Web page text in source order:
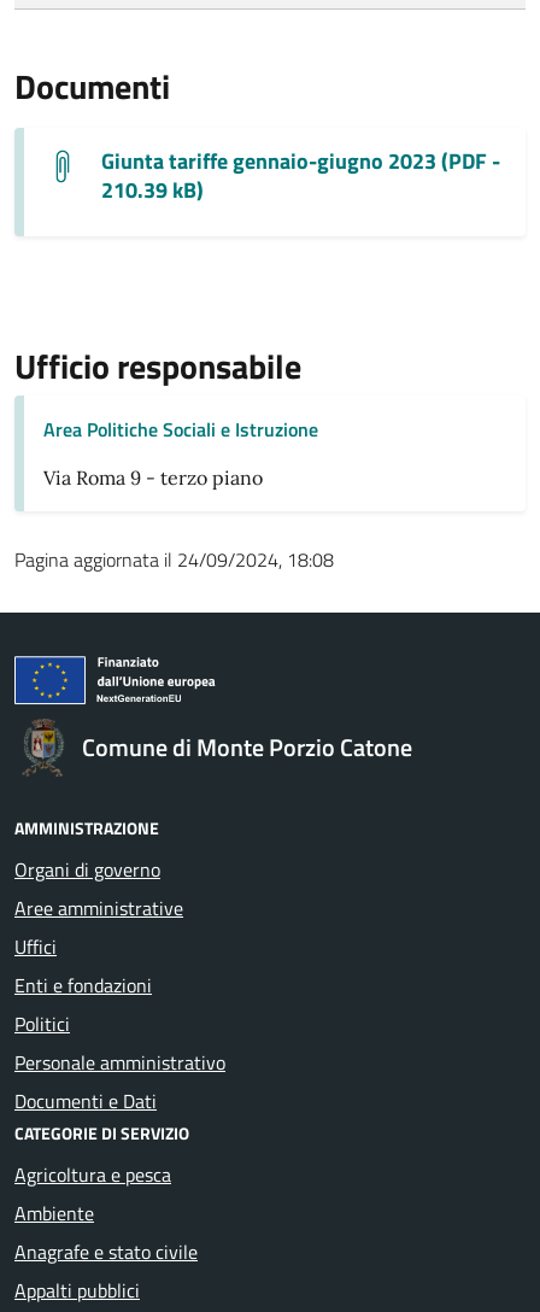
Documenti
Giunta tariffe gennaio-giugno 2023 (PDF -
210.39 kB)
Ufficio responsabile
Area Politiche Sociali e Istruzione
Via Roma 9 - terzo piano
Pagina aggiornata il 24/09/2024, 18:08
Comune di Monte Porzio Catone
AMMINISTRAZIONE
Organi di governo
Aree amministrative
Uffici
Enti e fondazioni
Politici
Personale amministrativo
Documenti e Dati
CATEGORIE DI SERVIZIO
Agricoltura e pesca
Ambiente
Anagrafe e stato civile
Appalti pubblici